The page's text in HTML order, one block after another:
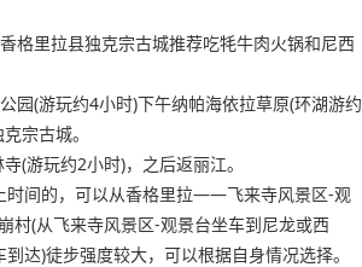
格里拉县独克宗古城推荐吃牦牛肉火锅和尼西
园(游玩约4小时)下午纳帕海依拉草原(环湖游约
宗古城。
(游玩约2小时)，之后返丽江。
时间的，可以从香格里拉——飞来寺风景区-观
村(从飞来寺风景区-观景台坐车到尼龙或西
达)徒步强度较大，可以根据自身情况选择。